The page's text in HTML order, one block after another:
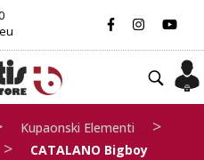
Kupaonski Elementi >
> CATALANO Bigboy